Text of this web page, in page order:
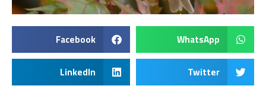
WhatsApp
Facebook
Twitter
LinkedIn